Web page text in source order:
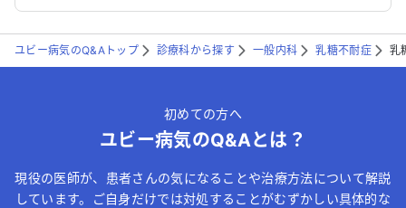
ユビー病気のQ&Aトップ 診療科から探す 一般内科 乳糖不耐症 乳
初めての方へ
ユビー病気のQ&Aとは？
現役の医師が、患者さんの気になることや治療方法について解説
しています。ご自身だけでは対処することがむずかしい具体的な